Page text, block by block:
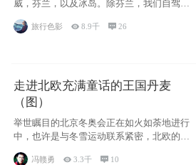
威，芬兰，以及冰岛。除芬兰，我们自驾游
旅行色影 8.9千 26
走进北欧充满童话的王国丹麦
（图）
举世瞩目的北京冬奥会正在如火如荼地进行
中，也许是与冬雪运动联系紧密，北欧的一
些国家因
冯赣勇 3.3千  10